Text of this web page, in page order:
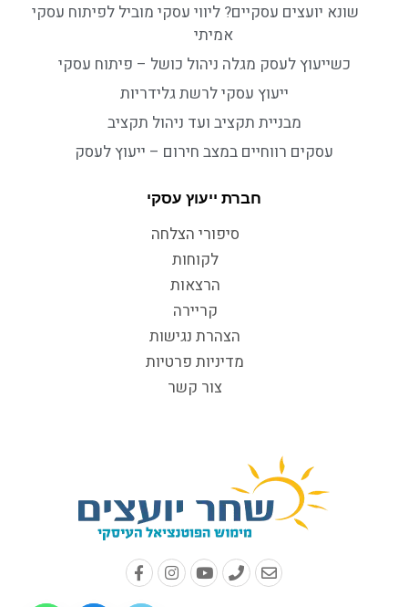
שונא יועצים עסקיים? ליווי עסקי מוביל לפיתוח עסקי
אמיתי
כשייעוץ לעסק מגלה ניהול כושל – פיתוח עסקי
ייעוץ עסקי לרשת גלידריות
מבניית תקציב ועד ניהול תקציב
עסקים רווחיים במצב חירום – ייעוץ לעסק
חברת ייעוץ עסקי
סיפורי הצלחה
לקוחות
הרצאות
קריירה
הצהרת נגישות
מדיניות פרטיות
צור קשר